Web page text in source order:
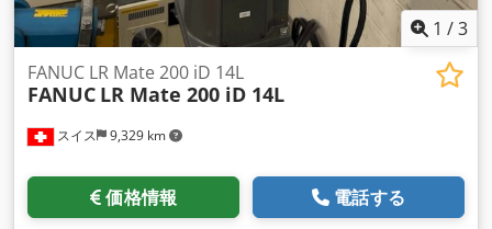
1 /3
スイス 9,329 km
FANUC LR Mate 200 iD 14L
FANUC LR Mate 200 iD 14L
価格情報 電話する